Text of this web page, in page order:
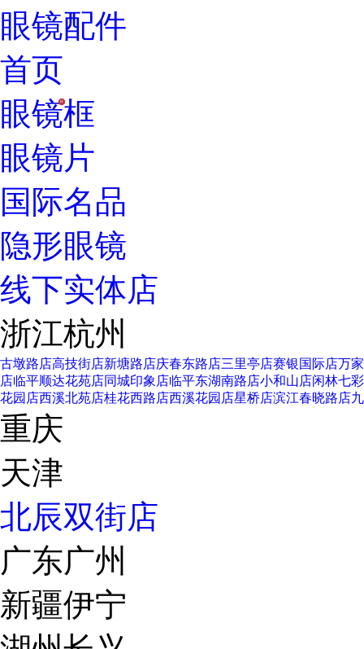
眼镜配件
首页
H
眼镜框
眼镜片
国际名品
隐形眼镜
线下实体店
浙江杭州
古墩路店高技街店新塘路店庆春东路店三里亭店赛银国际店万
店临平顺达花苑店同城印象店临平东湖南路店小和山店闲林七
花园店西溪北苑店桂花西路店西溪花园店星桥店滨江春晓路店
重庆
天津
北辰双街店
广东广州
新疆伊宁